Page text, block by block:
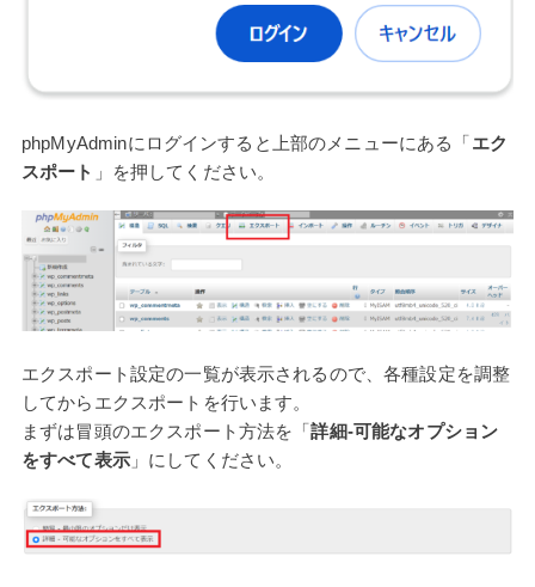
phpMyAdminにログインすると上部のメニューにある「エク
スポート 」を押してください。
エクスポート設定の一覧が表示されるので、各種設定を調整
してからエクスポートを行います。
まずは冒頭のエクスポート方法を「詳細-可能なオプション
をすべて表示」にしてください。